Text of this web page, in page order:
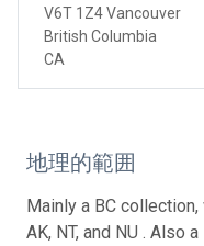
V6T 1Z4 Vancouver
British Columbia
CA
地理的範囲
Mainly a BC
AK, NT, and NU . Also